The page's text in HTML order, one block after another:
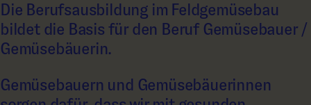
Die Berufsausbildung im Feldgemüsebau
bildet die Basis für den Beruf Gemüsebauer /
Gemüsebäuerin.
Gemüsebauern und Gemüsebäuerinnen